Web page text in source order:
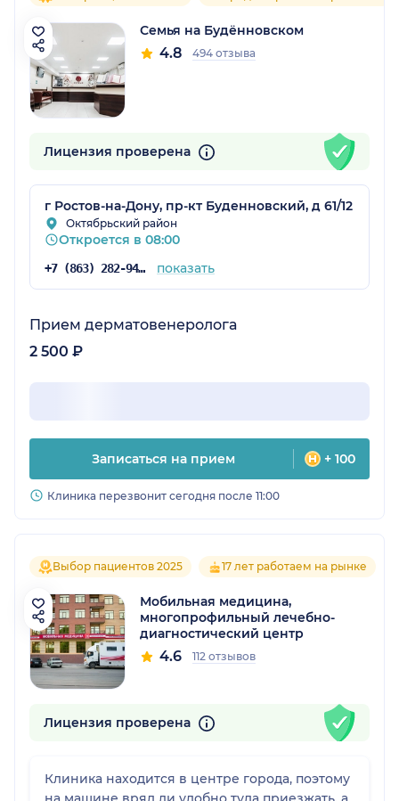
Семья на Будённовском
4.8 494 отзыва
Лицензия проверена
г Ростов-на-Дону, пр-кт Буденновский, д 61/12
Октябрьский район
Откроется в 08:00
+7 (863) 282-94-55 показать
Прием дерматовенеролога
2 500 ₽
Записаться на прием + 100
Клиника перезвонит сегодня после 11:00
Выбор пациентов 2025 17 лет работаем на рынке
Мобильная медицина,
многопрофильный лечебно-
диагностический центр
4.6 112 отзывов
Лицензия проверена
Клиника находится в центре города, поэтому